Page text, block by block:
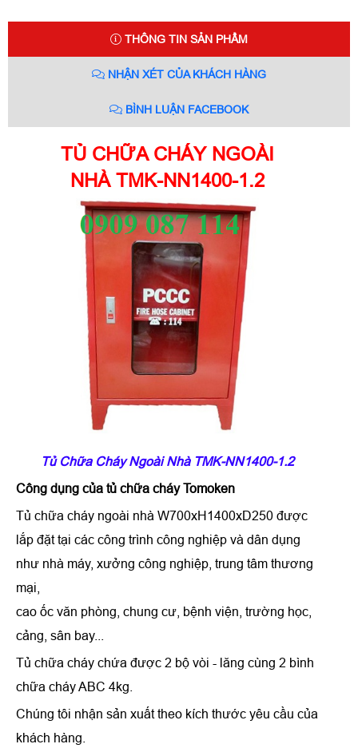
THÔNG TIN SẢN PHẨM
NHẬN XÉT CỦA KHÁCH HÀNG
BÌNH LUẬN FACEBOOK
TỦ CHỮA CHÁY NGOÀI
NHÀ TMK-NN1400-1.2
Tủ Chữa Cháy Ngoài Nhà TMK-NN1400-1.2
Công dụng của tủ chữa cháy Tomoken
Tủ chữa cháy ngoài nhà W700xH1400xD250 được
lắp đặt tại các công trình công nghiệp và dân dụng
như nhà máy, xưởng công nghiệp, trung tâm thương
mại,
cao ốc văn phòng, chung cư, bệnh viện, trường học,
cảng, sân bay...
Tủ chữa cháy chứa được 2 bộ vòi - lăng cùng 2 bình
chữa cháy ABC 4kg.
Chúng tôi nhận sản xuất theo kích thước yêu cầu của
khách hàng.